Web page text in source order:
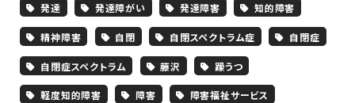
発達 発達障がい 発達障害 知的障害
精神障害 自閉 自閉スペクトラム症 自閉症
自閉症スペクトラム 藤沢 躁うつ
軽度知的障害 障害 障害福祉サービス